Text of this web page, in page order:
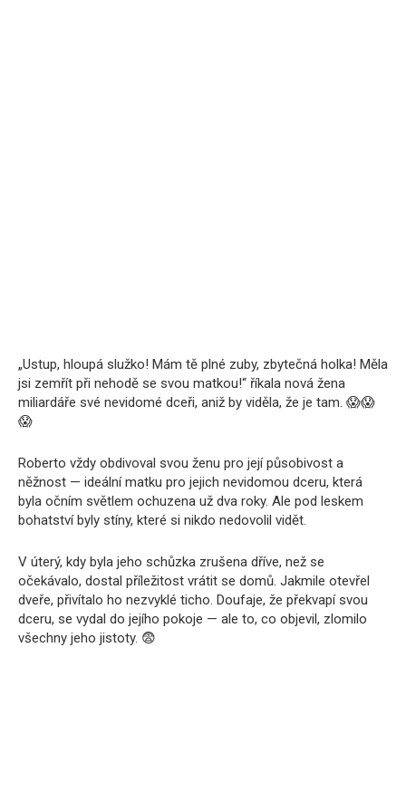
„Ustup, hloupá služko! Mám tě plné zuby, zbytečná holka! Měla
jsi zemřít při nehodě se svou matkou!“ říkala nová žena
miliardáře své nevidomé dceři, aniž by viděla, že je tam. 😱😱
😱
Roberto vždy obdivoval svou ženu pro její působivost a
něžnost — ideální matku pro jejich nevidomou dceru, která
byla očním světlem ochuzena už dva roky. Ale pod leskem
bohatství byly stíny, které si nikdo nedovolil vidět.
V úterý, kdy byla jeho schůzka zrušena dříve, než se
očekávalo, dostal příležitost vrátit se domů. Jakmile otevřel
dveře, přivítalo ho nezvyklé ticho. Doufaje, že překvapí svou
dceru, se vydal do jejího pokoje — ale to, co objevil, zlomilo
všechny jeho jistoty. 😨